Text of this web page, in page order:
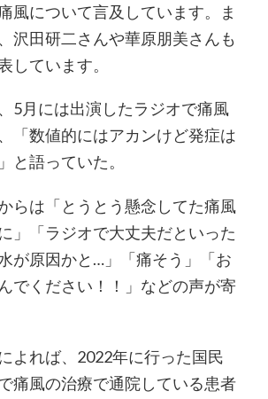
風について言及しています。ま
沢田研二さんや華原朋美さんも
しています。
5月には出演したラジオで痛風
「数値的にはアカンけど発症は
と語っていた。
らは「とうとう懸念してた痛風
」「ラジオで大丈夫だといった
が原因かと…」「痛そう」「お
でください！！」などの声が寄
よれば、2022年に行った国民
痛風の治療で通院している患者